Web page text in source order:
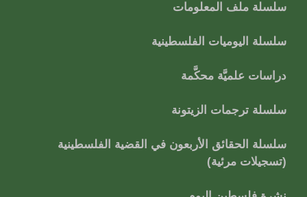
سلسلة ملف المعلومات
سلسلة اليوميات الفلسطينية
دراسات علميَّة محكَّمة
سلسلة ترجمات الزيتونة
سلسلة الحقائق الأربعون في القضية الفلسطينية
(تسجيلات مرئية)